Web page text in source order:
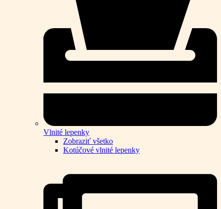
Vlnité lepenky
Zobraziť všetko
Kotúčové vlnité lepenky